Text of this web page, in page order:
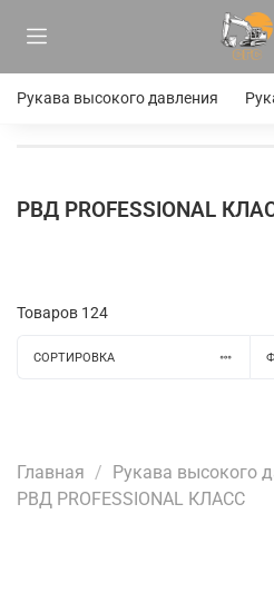
Рукава высокого давления
РВД PROFESSIONAL
Товаров 124
СОРТИРОВКА
Главная
Рукава высокого
РВД PROFESSIONAL КЛАСС